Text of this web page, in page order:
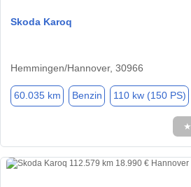
Skoda Karoq
Hemmingen/Hannover, 30966
60.035 km Benzin 110 kw (150 PS)
★